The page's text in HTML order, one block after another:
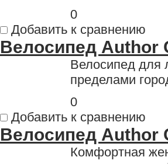
0
Добавить к сравнению
Велосипед Author
Велосипед для
пределами
0
Добавить к сравнению
Велосипед Author
Комфортная